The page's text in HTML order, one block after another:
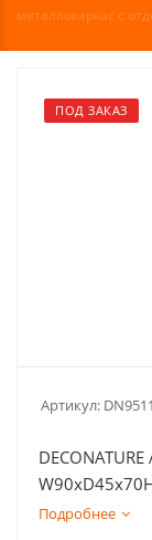
металлокаркас с
ПОД ЗАКАЗ
Артикул: DN9511
отделкой
Подробнее